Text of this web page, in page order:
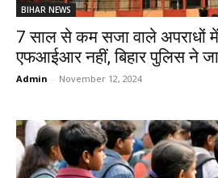
BIHAR NEWS
7 साल से कम सजा वाले अपराधों
एफआईआर नहीं, बिहार पुलिस ने
Admin - November 12, 2024